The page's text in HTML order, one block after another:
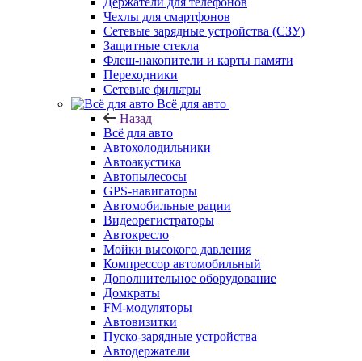
Чехлы для смартфонов
Сетевые зарядные устройства (СЗУ)
Защитные стекла
Флеш-накопители и карты памяти
Переходники
Сетевые фильтры
Всё для авто
Назад
Всё для авто
Автохолодильники
Автоакустика
Автопылесосы
GPS-навигаторы
Автомобильные рации
Видеорегистраторы
Автокресло
Мойки высокого давления
Компрессор автомобильный
Дополнительное оборудование
Домкраты
FM-модуляторы
Автовизитки
Пуско-зарядные устройства
Автодержатели